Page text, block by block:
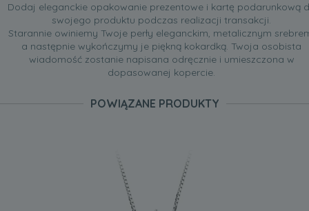
Dodaj eleganckie opakowanie prezentowe i kartę podarunkową
swojego produktu podczas realizacji transakcji.
Starannie owiniemy Twoje perły eleganckim, metalicznym
a następnie wykończymy je piękną kokardką. Twoja osobista
wiadomość zostanie napisana odręcznie i umieszczona w
dopasowanej kopercie.
POWIĄZANE PRODUKTY